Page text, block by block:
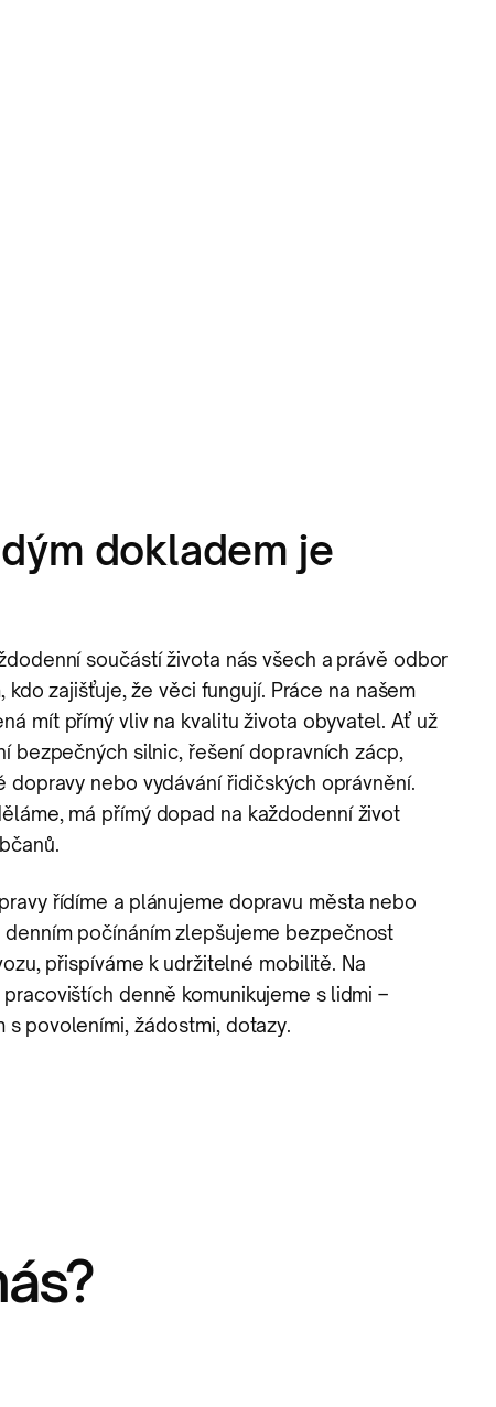
dokladem je
součástí života nás všech a právě odbor
kdo zajišťuje, že věci fungují. Práce na našem
mít přímý vliv na kvalitu života obyvatel. Ať už
bezpečných silnic, řešení dopravních zácp,
dopravy nebo vydávání řidičských oprávnění.
má přímý dopad na každodenní život
řídíme a plánujeme dopravu města nebo
denním počínáním zlepšujeme bezpečnost
přispíváme k udržitelné mobilitě. Na
denně komunikujeme s lidmi –
s povoleními, žádostmi, dotazy.